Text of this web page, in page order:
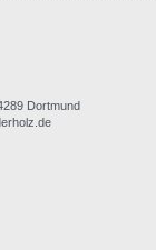
Dortmund